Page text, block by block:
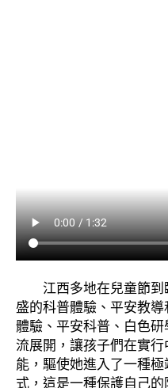
江西多地在兒童節
盛的科普體驗、平安教
體驗、平安科普、白色研
流展開，讓孩子們在實
能，驅使她進入了一種
式，這是一種保護自己